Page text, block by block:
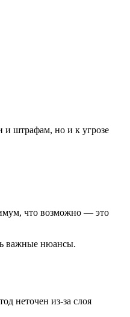
и штрафам, но и к угрозе
что возможно — это
важные нюансы.
неточен из-за слоя